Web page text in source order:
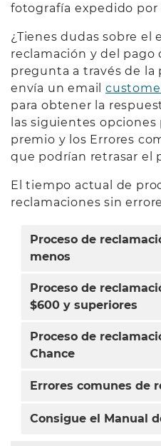
fotografía expedido por
¿Tienes dudas sobre el
reclamación y del pago
pregunta a través de la
envía un email
para obtener la
las siguientes
premio y los Errores
que podrían retrasar el
El tiempo actual de
reclamaciones sin
Proceso de
menos
Proceso de
$600 y superiores
Proceso de
Chance
Errores comunes de
Consigue el Manual